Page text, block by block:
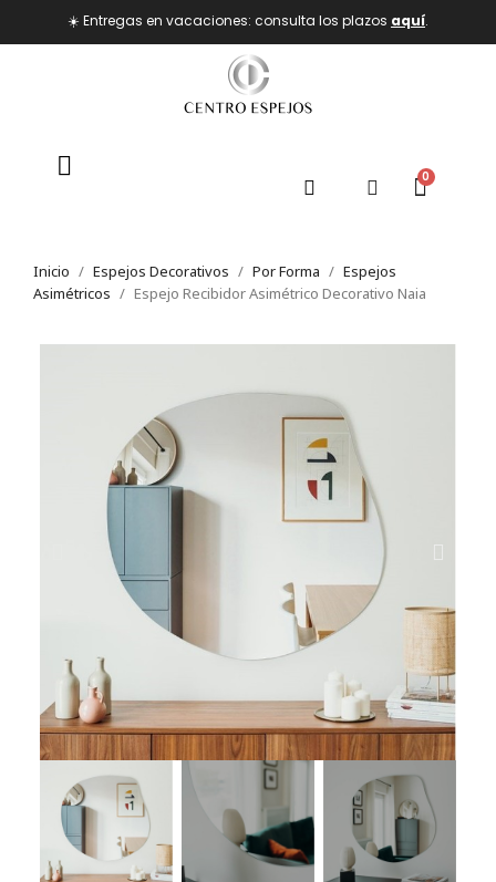
☀️ Entregas en vacaciones: consulta los plazos aquí.
Inicio Espejos Decorativos Por Forma
Espejos
Asimétricos
Espejo Recibidor Asimétrico Decorativo Naia